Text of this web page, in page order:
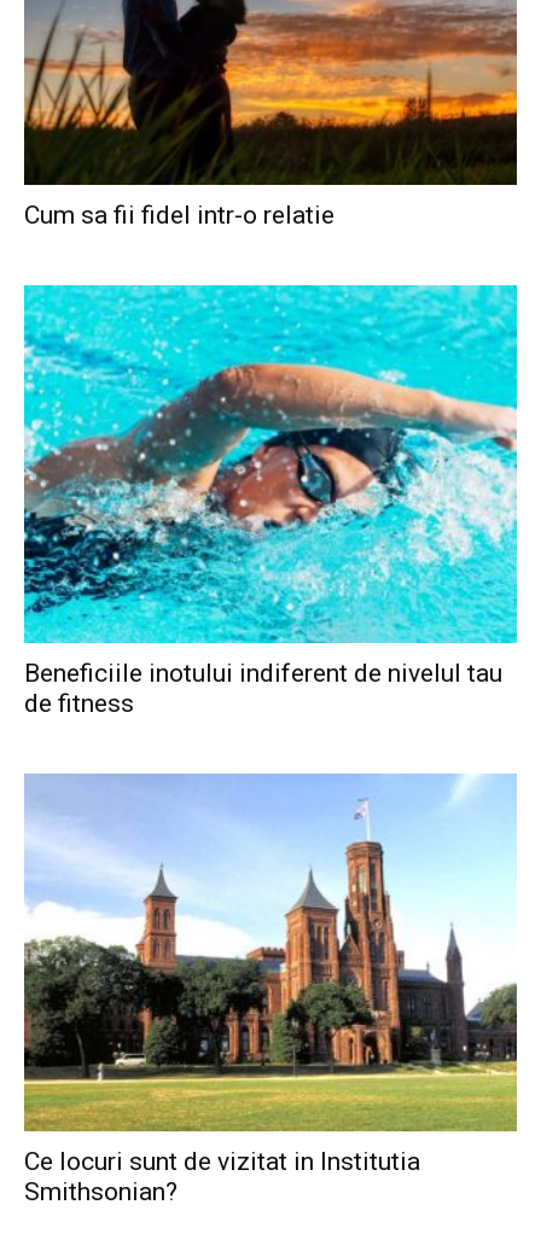
Cum sa fii fidel intr-o relatie
Beneficiile inotului indiferent de nivelul tau
de fitness
Ce locuri sunt de vizitat in Institutia
Smithsonian?